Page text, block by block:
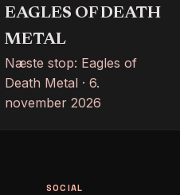
EAGLES OF DEATH
METAL
Næste stop: Eagles of
Death Metal · 6.
november 2026
SOCIAL